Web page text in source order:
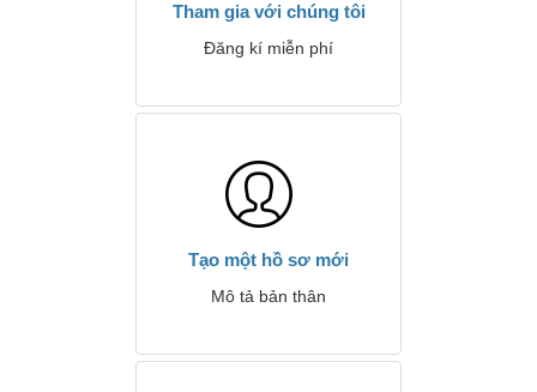
Tham gia với chúng tôi
Đăng kí miễn phí
Tạo một hồ sơ mới
Mô tả bản thân